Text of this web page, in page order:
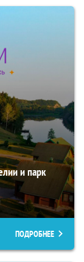
и парк
ПОДРОБНЕЕ